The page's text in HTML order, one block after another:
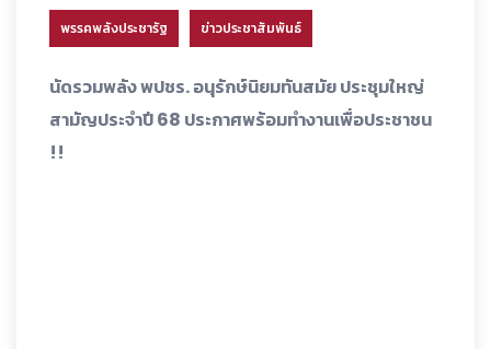
พรรคพลังประชารัฐ ข่าวประชาสัมพันธ์
นัดรวมพลัง พปชร. อนุรักษ์นิยมทันสมัย ประชุมใหญ่
สามัญประจำปี 68 ประกาศพร้อมทำงานเพื่อประชาชน
!!